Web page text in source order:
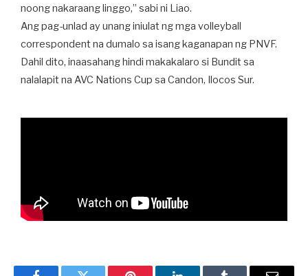
noong nakaraang linggo,” sabi ni Liao.
Ang pag-unlad ay unang iniulat ng mga volleyball
correspondent na dumalo sa isang kaganapan ng PNVF.
Dahil dito, inaasahang hindi makakalaro si Bundit sa
nalalapit na AVC Nations Cup sa Candon, Ilocos Sur.